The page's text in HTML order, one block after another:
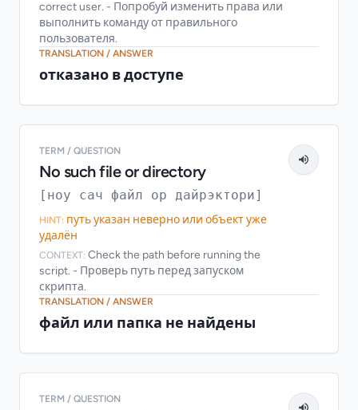
correct user. - Попробуй изменить права или
выполнить команду от правильного
пользователя.
TRANSLATION / ANSWER
отказано в доступе
TERM / QUESTION
No such file or directory
[ноу сач файл ор дайрэктори]
HINT: путь указан неверно или объект уже
удалён
CONTEXT: Check the path before running the
script. - Проверь путь перед запуском
скрипта.
TRANSLATION / ANSWER
файл или папка не найдены
TERM / QUESTION